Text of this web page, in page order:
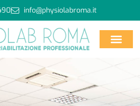
info@physiolabroma.it